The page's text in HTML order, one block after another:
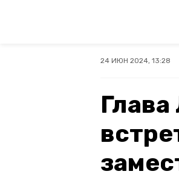
24 ИЮН 2024, 13:28